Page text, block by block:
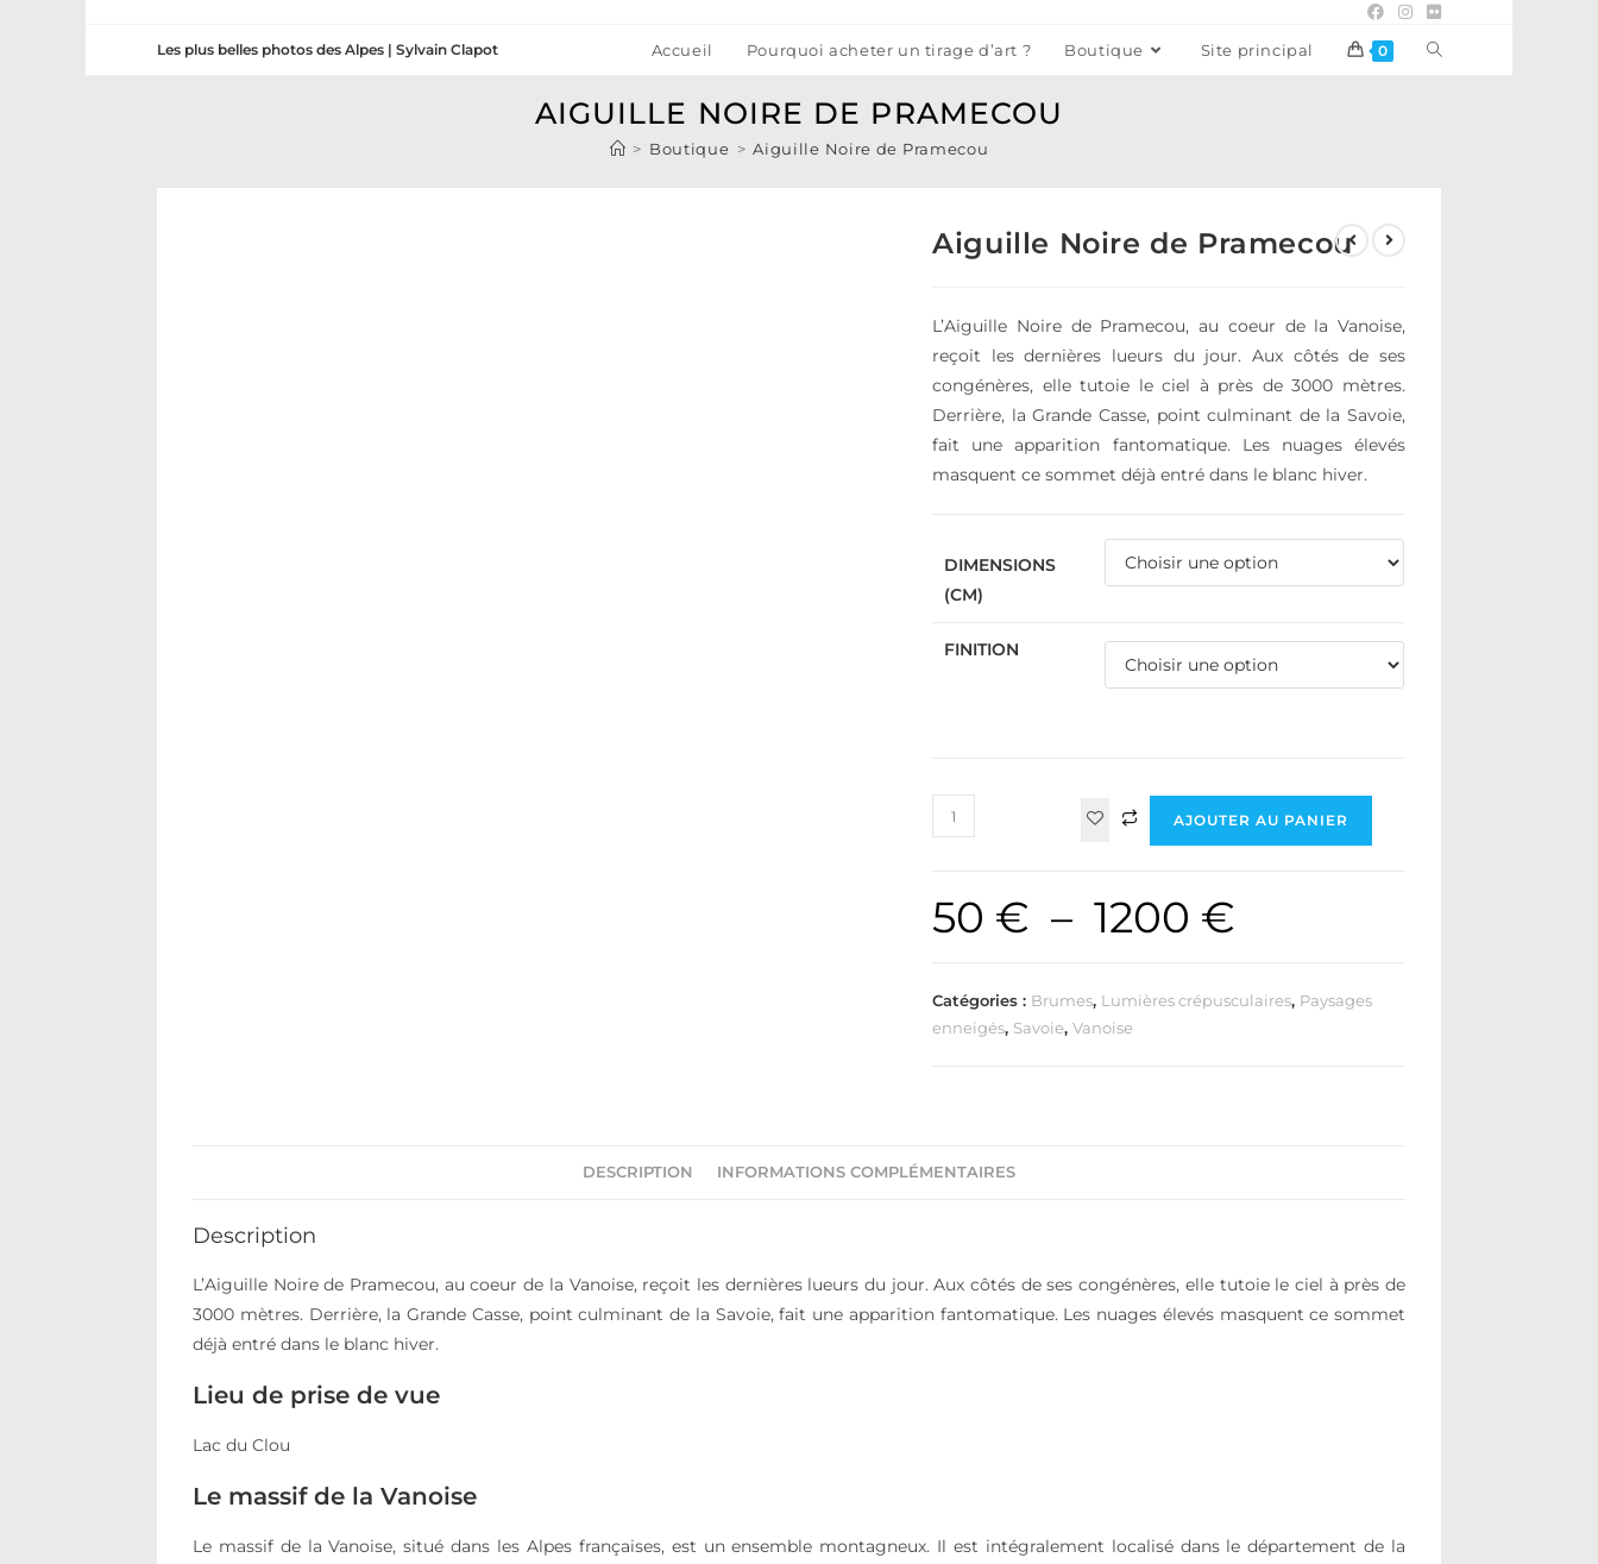
Les plus belles photos des Alpes | Sylvain Clapot Accueil Pourquoi acheter un tirage d’art ? Boutique Site principal 0
AIGUILLE NOIRE DE PRAMECOU
> Boutique > Aiguille Noire de Pramecou
Aiguille Noire de Pramecou
L’Aiguille Noire de Pramecou, au coeur de la Vanoise,
reçoit les dernières lueurs du jour. Aux côtés de ses
congénères, elle tutoie le ciel à près de 3000 mètres.
Derrière, la Grande Casse, point culminant de la Savoie,
fait une apparition fantomatique. Les nuages élevés
masquent ce sommet déjà entré dans le blanc hiver.
DIMENSIONS
(CM)
FINITION
AJOUTER AU PANIER
50 € – 1200 €
Catégories : Brumes, Lumières crépusculaires, Paysages
enneigés, Savoie,Vanoise
DESCRIPTION INFORMATIONS COMPLÉMENTAIRES
Description
L’Aiguille Noire de Pramecou, au coeur de la Vanoise, reçoit les dernières lueurs du jour. Aux côtés de ses congénères, elle tutoie le ciel à près de
3000 mètres. Derrière, la Grande Casse, point culminant de la Savoie, fait une apparition fantomatique. Les nuages élevés masquent ce sommet
déjà entré dans le blanc hiver.
Lieu de prise de vue
Lac du Clou
Le massif de la Vanoise
Le massif de la Vanoise, situé dans les Alpes françaises, est un ensemble montagneux. Il est intégralement localisé dans le département de la